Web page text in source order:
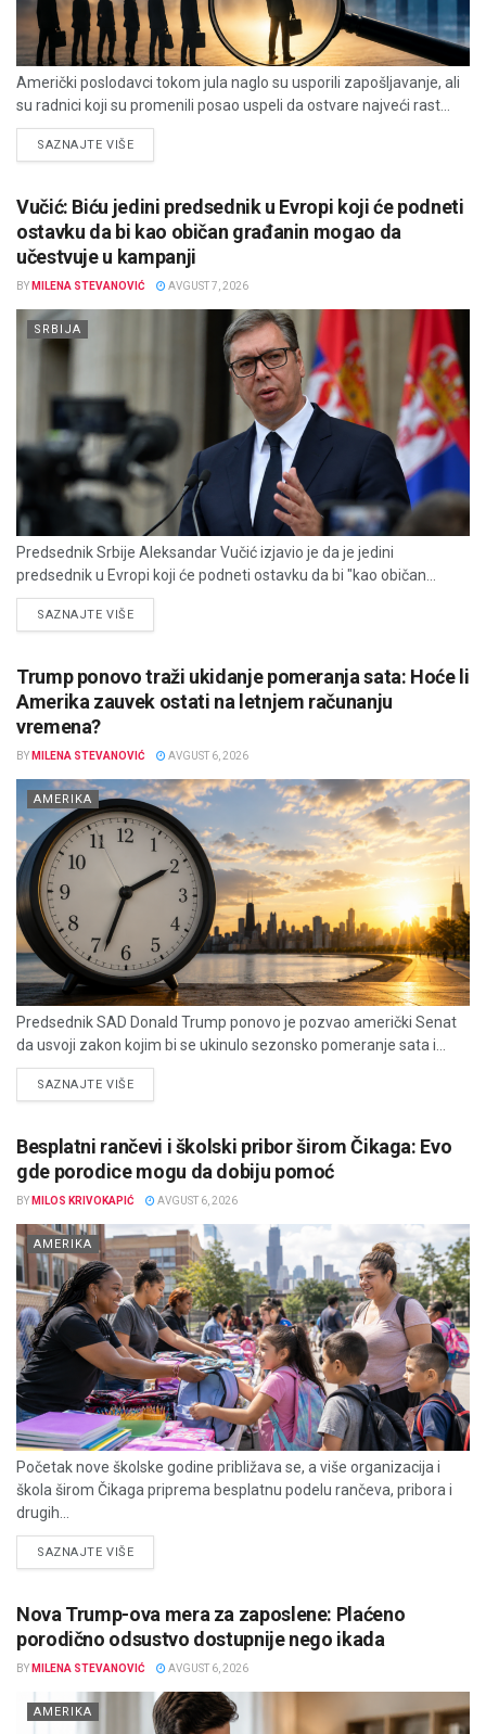
Američki poslodavci tokom jula naglo su usporili zapošljavanje, ali
su radnici koji su promenili posao uspeli da ostvare najveći rast...
SAZNAJTE VIŠEDETAILS
Vučić: Biću jedini predsednik u Evropi koji će podneti
ostavku da bi kao običan građanin mogao da
učestvuje u kampanji
BY MILENA STEVANOVIĆ AVGUST 7, 2026
SRBIJA
Predsednik Srbije Aleksandar Vučić izjavio je da je jedini
predsednik u Evropi koji će podneti ostavku da bi "kao običan...
SAZNAJTE VIŠEDETAILS
Trump ponovo traži ukidanje pomeranja sata: Hoće li
Amerika zauvek ostati na letnjem računanju
vremena?
BY MILENA STEVANOVIĆ AVGUST 6, 2026
AMERIKA
Predsednik SAD Donald Trump ponovo je pozvao američki Senat
da usvoji zakon kojim bi se ukinulo sezonsko pomeranje sata i...
SAZNAJTE VIŠEDETAILS
Besplatni rančevi i školski pribor širom Čikaga: Evo
gde porodice mogu da dobiju pomoć
BY MILOS KRIVOKAPIĆ AVGUST 6, 2026
AMERIKA
Početak nove školske godine približava se, a više organizacija i
škola širom Čikaga priprema besplatnu podelu rančeva, pribora i
drugih...
SAZNAJTE VIŠEDETAILS
Nova Trump-ova mera za zaposlene: Plaćeno
porodično odsustvo dostupnije nego ikada
BY MILENA STEVANOVIĆ AVGUST 6, 2026
AMERIKA